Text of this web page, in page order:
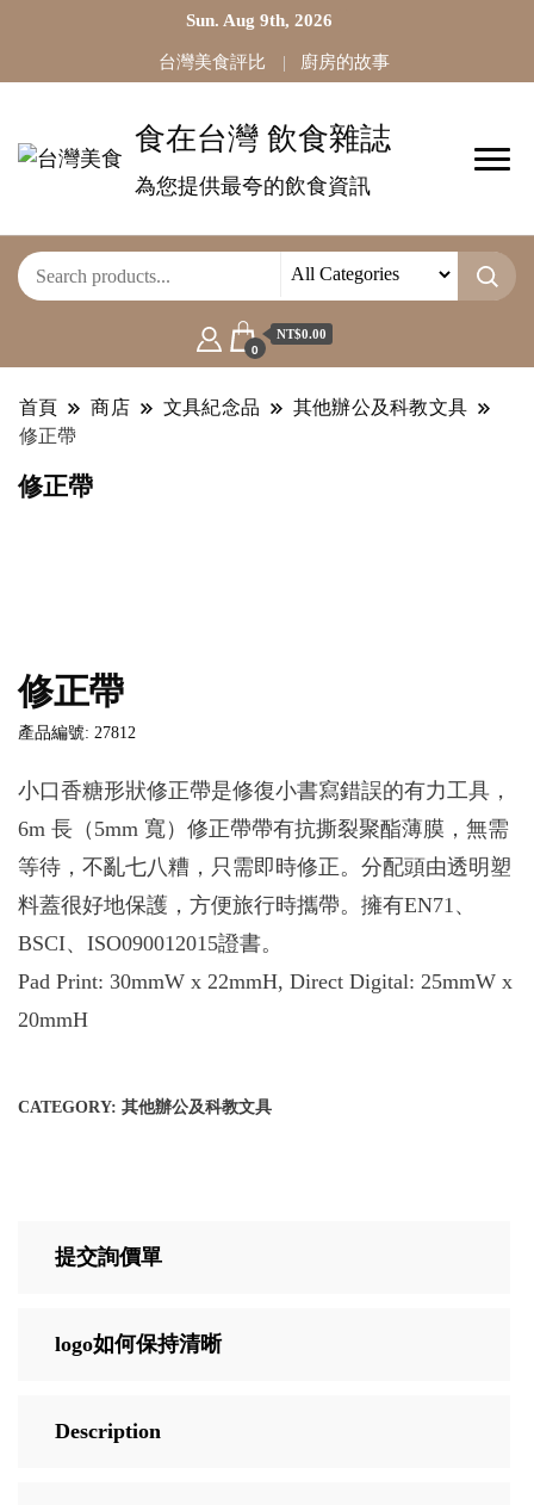
Sun. Aug 9th, 2026
台灣美食評比 廚房的故事
食在台灣 飲食雜誌
為您提供最夸的飲食資訊
0
NT$0.00
首頁 商店 文具紀念品
其他辦公及科教文具
修正帶
修正帶
修正帶
產品編號: 27812
小口香糖形狀修正帶是修復小書寫錯誤的有力工具，
6m 長（5mm 寬）修正帶帶有抗撕裂聚酯薄膜，無需
等待，不亂七八糟，只需即時修正。分配頭由透明塑
料蓋很好地保護，方便旅行時攜帶。擁有EN71、
BSCI、ISO090012015證書。
Pad Print: 30mmW x 22mmH, Direct Digital: 25mmW x
20mmH
CATEGORY: 其他辦公及科教文具
提交詢價單
logo如何保持清晰
Description